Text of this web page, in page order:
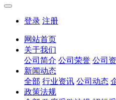
登录 注册
网站首页
关于我们
公司简介 公司荣誉 公司
新闻动态
全部 行业资讯 公司动态
政策法规